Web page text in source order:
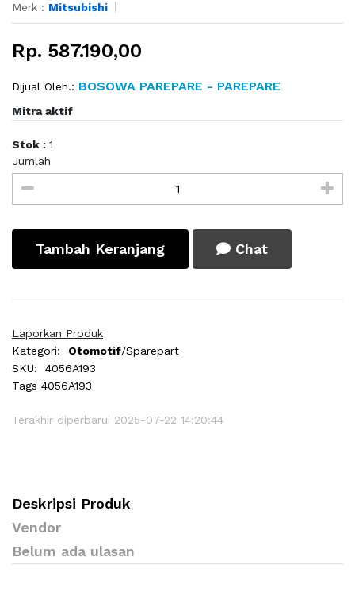
Merk : Mitsubishi
Rp. 587.190,00
Dijual Oleh.: BOSOWA PAREPARE - PAREPARE
Mitra aktif
Stok : 1
Jumlah
Tambah Keranjang Chat
Laporkan Produk
Kategori:
Otomotif/Sparepart
SKU:
4056A193
Tags 4056A193
Terakhir diperbarui 2025-07-22 14:20:44
Deskripsi Produk
Vendor
Belum ada ulasan